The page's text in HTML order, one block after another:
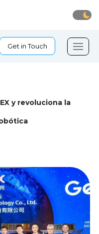
Get in Touch
y revoluciona la